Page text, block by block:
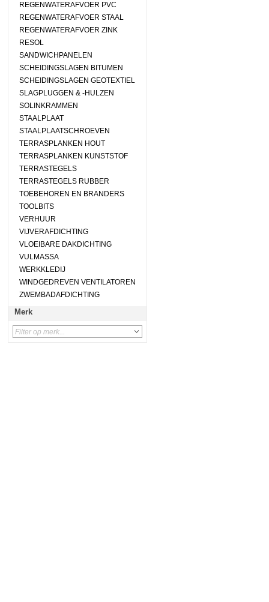
REGENWATERAFVOER PVC
REGENWATERAFVOER STAAL
REGENWATERAFVOER ZINK
RESOL
SANDWICHPANELEN
SCHEIDINGSLAGEN BITUMEN
SCHEIDINGSLAGEN GEOTEXTIEL
SLAGPLUGGEN & -HULZEN
SOLINKRAMMEN
STAALPLAAT
STAALPLAATSCHROEVEN
TERRASPLANKEN HOUT
TERRASPLANKEN KUNSTSTOF
TERRASTEGELS
TERRASTEGELS RUBBER
TOEBEHOREN EN BRANDERS
TOOLBITS
VERHUUR
VIJVERAFDICHTING
VLOEIBARE DAKDICHTING
VULMASSA
WERKKLEDIJ
WINDGEDREVEN VENTILATOREN
ZWEMBADAFDICHTING
Merk